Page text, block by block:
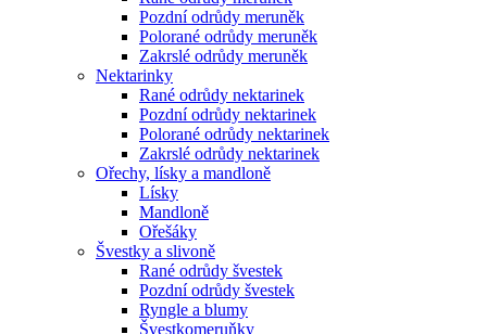
Pozdní odrůdy meruněk
Polorané odrůdy meruněk
Zakrslé odrůdy meruněk
Nektarinky
Rané odrůdy nektarinek
Pozdní odrůdy nektarinek
Polorané odrůdy nektarinek
Zakrslé odrůdy nektarinek
Ořechy, lísky a mandloně
Lísky
Mandloně
Ořešáky
Švestky a slivoně
Rané odrůdy švestek
Pozdní odrůdy švestek
Ryngle a blumy
Švestkomeruňky